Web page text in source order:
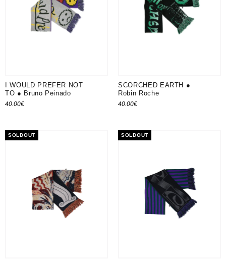
I WOULD PREFER NOT
TO ● Bruno Peinado
40.00€
SCORCHED EARTH ●
Robin Roche
40.00€
SOLDOUT SOLDOUT